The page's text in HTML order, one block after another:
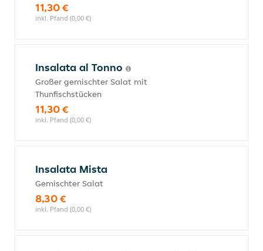
11,30 €
inkl. Pfand (0,00 €)
Insalata al Tonno
Großer gemischter Salat mit
Thunfischstücken
11,30 €
inkl. Pfand (0,00 €)
Insalata Mista
Gemischter Salat
8,30 €
inkl. Pfand (0,00 €)